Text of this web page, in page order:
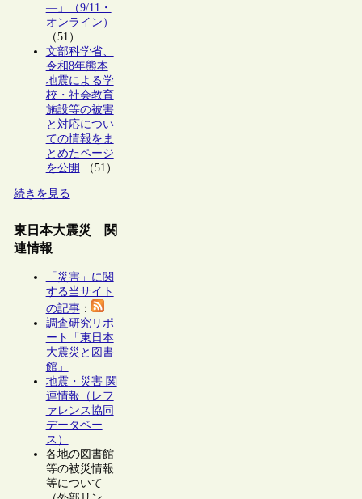
―」（9/11・
オンライン）
（51）
文部科学省、
令和8年熊本
地震による学
校・社会教育
施設等の被害
と対応につい
ての情報をま
とめたページ
を公開
（51）
続きを見る
東日本大震災 関
連情報
「災害」に関
する当サイト
の記事：
調査研究リポ
ート「東日本
大震災と図書
館」
地震・災害 関
連情報（レフ
ァレンス協同
データベー
ス）
各地の図書館
等の被災情報
等について